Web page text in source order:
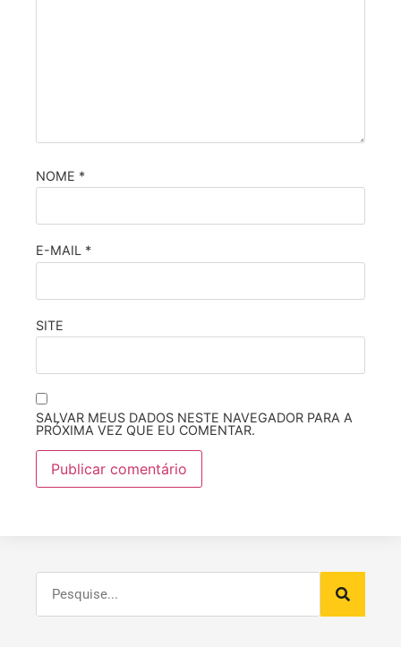
NOME *
E-MAIL *
SITE
SALVAR MEUS DADOS NESTE NAVEGADOR PARA A
PRÓXIMA VEZ QUE EU COMENTAR.